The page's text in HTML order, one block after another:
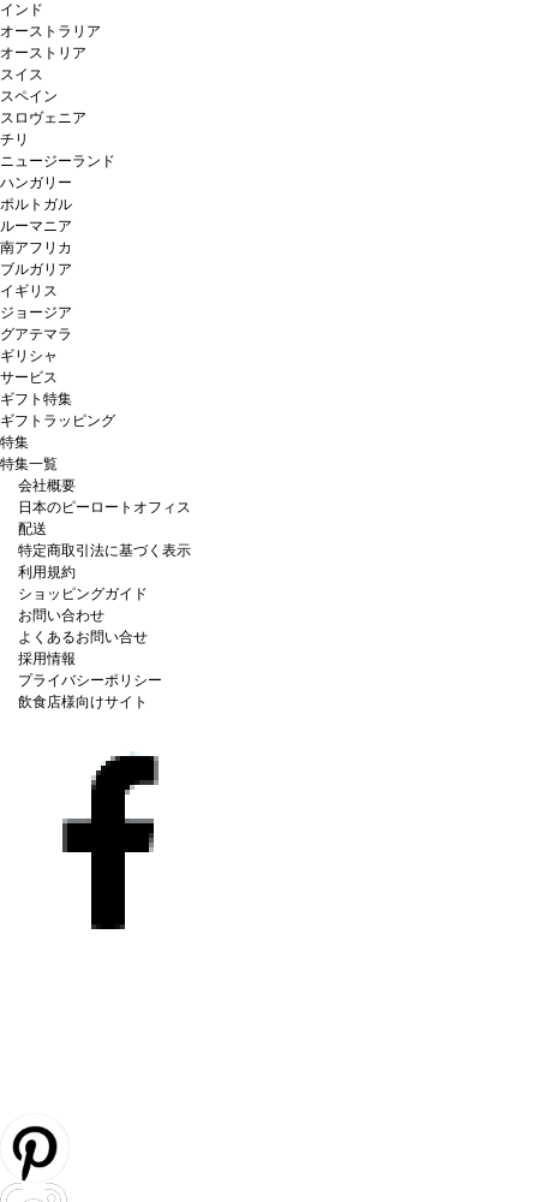
インド
オーストラリア
オーストリア
スイス
スペイン
スロヴェニア
チリ
ニュージーランド
ハンガリー
ポルトガル
ルーマニア
南アフリカ
ブルガリア
イギリス
ジョージア
グアテマラ
ギリシャ
サービス
ギフト特集
ギフトラッピング
特集
特集一覧
会社概要
日本のピーロートオフィス
配送
特定商取引法に基づく表示
利用規約
ショッピングガイド
お問い合わせ
よくあるお問い合せ
採用情報
プライバシーポリシー
飲食店様向けサイト